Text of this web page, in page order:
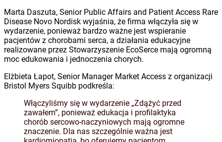
Marta Daszuta, Senior Public Affairs and Patient Access Rare
Disease Novo Nordisk wyjaśnia, że firma włączyła się w
wydarzenie, ponieważ bardzo ważne jest wspieranie
pacjentów z chorobami serca, a działania edukacyjne
realizowane przez Stowarzyszenie EcoSerce mają ogromną
moc edukowania i jednoczenia chorych.
Elżbieta Łapot, Senior Manager Market Access z organizacji
Bristol Myers Squibb podkreśla:
Włączyliśmy się w wydarzenie „Zdążyć przed
zawałem”, ponieważ edukacja i profilaktyka
chorób sercowo-naczyniowych mają ogromne
znaczenie. Dla nas szczególnie ważna jest